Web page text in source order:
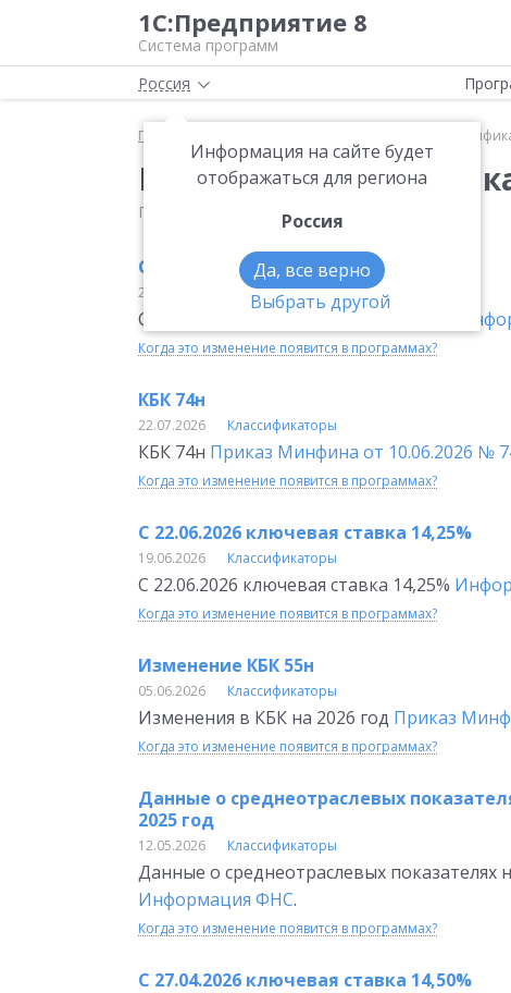
1С:Предприятие 8
Система программ
Россия
Информация на сайте будет
отображаться для региона
Россия
Да, все верно
Выбрать другой
Главная
Изменения
Последнее обновление: 6 августа 2026
С 27.07.2026 ключевая ставка 14,00 %
24.07.2026 Классификаторы
С 27.07.2026 ключевая ставка 14,00 %
Когда это изменение появится в программах?
КБК 74н
22.07.2026 Классификаторы
КБК 74н Приказ Минфина от 10.06.2026 №
Когда это изменение появится в программах?
С 22.06.2026 ключевая ставка 14,25%
19.06.2026 Классификаторы
С 22.06.2026 ключевая ставка 14,25%
Когда это изменение появится в программах?
Изменение КБК 55н
05.06.2026 Классификаторы
Изменения в КБК на 2026 год Приказ
Когда это изменение появится в программах?
Данные о среднеотраслевых
2025 год
12.05.2026 Классификаторы
Данные о среднеотраслевых показателях
Информация ФНС.
Когда это изменение появится в программах?
С 27.04.2026 ключевая ставка 14,50%